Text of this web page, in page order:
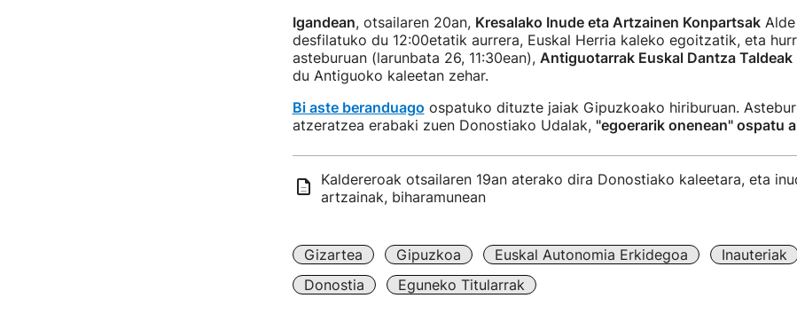
Igandean, otsailaren 20an, Kresalako Inude eta Artzainen KonpartsakAlde
desfilatuko du 12:00etatik aurrera, Euskal Herria kaleko egoitzatik, eta
asteburuan (larunbata 26, 11:30ean), Antiguotarrak Euskal Dantza Taldeak
du Antiguoko kaleetan zehar.
Bi aste beranduago ospatuko dituzte jaiak Gipuzkoako hiriburuan.
atzeratzea erabaki zuen Donostiako Udalak, "egoerarik onenean" ospatu
Kaldereroak otsailaren 19an aterako dira Donostiako kaleetara, eta
artzainak, biharamunean
Gizartea Gipuzkoa Euskal Autonomia Erkidegoa
Inauteriak
Donostia
Eguneko Titularrak